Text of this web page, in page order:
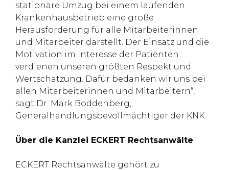
stationäre Umzug bei einem laufenden
Krankenhausbetrieb eine große
Herausforderung für alle Mitarbeiterinnen
und Mitarbeiter darstellt. Der Einsatz und die
Motivation im Interesse der Patienten
verdienen unseren größten Respekt und
Wertschätzung. Dafür bedanken wir uns bei
allen Mitarbeiterinnen und Mitarbeitern“,
sagt Dr. Mark Boddenberg,
Generalhandlungsbevollmächtiger der KNK.
Über die Kanzlei ECKERT Rechtsanwälte
ECKERT Rechtsanwälte gehört zu